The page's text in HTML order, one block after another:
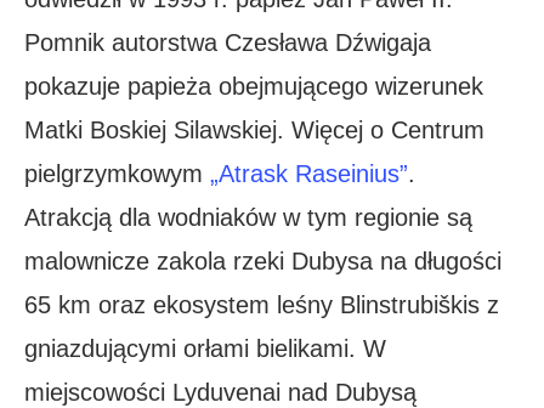
Pomnik autorstwa Czesława Dźwigaja
pokazuje papieża obejmującego wizerunek
Matki Boskiej Silawskiej. Więcej o Centrum
pielgrzymkowym „Atrask Raseinius”.
Atrakcją dla wodniaków w tym regionie są
malownicze zakola rzeki Dubysa na długości
65 km oraz ekosystem leśny Blinstrubiškis z
gniazdującymi orłami bielikami. W
miejscowości Lyduvenai nad Dubysą